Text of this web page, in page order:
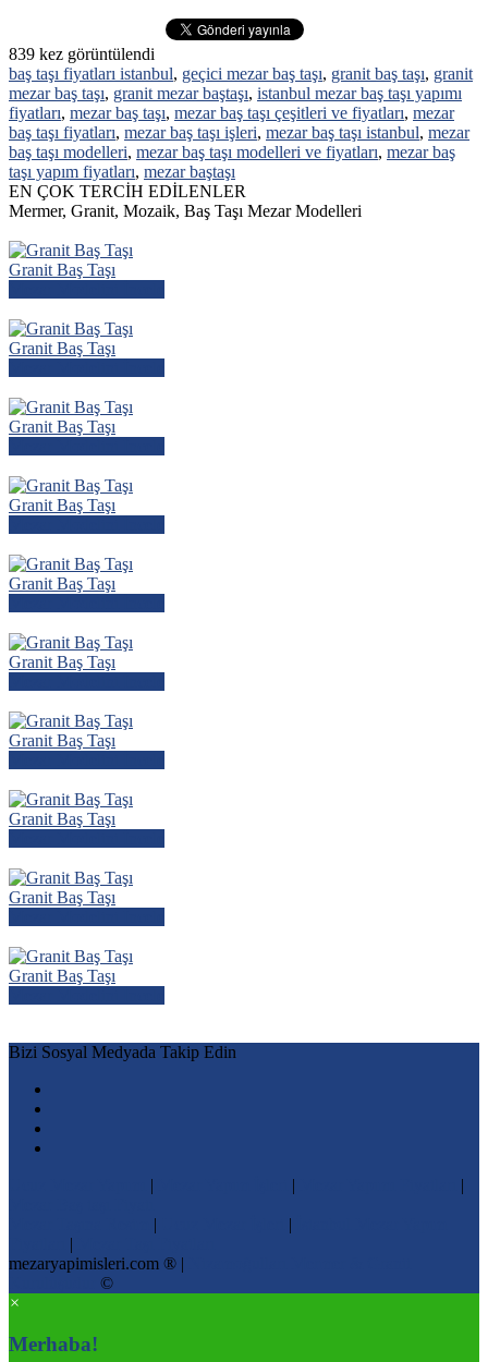
839 kez görüntülendi
baş taşı fiyatları istanbul, geçici mezar baş taşı, granit baş taşı, granit
mezar baş taşı, granit mezar baştaşı, istanbul mezar baş taşı yapımı
fiyatları, mezar baş taşı, mezar baş taşı çeşitleri ve fiyatları, mezar
baş taşı fiyatları, mezar baş taşı işleri, mezar baş taşı istanbul, mezar
baş taşı modelleri, mezar baş taşı modelleri ve fiyatları, mezar baş
taşı yapım fiyatları, mezar baştaşı
EN ÇOK TERCİH EDİLENLER
Mermer, Granit, Mozaik, Baş Taşı Mezar Modelleri
Granit Baş Taşı
Granit Baş Taşı
Granit Baş Taşı
Granit Baş Taşı
Granit Baş Taşı
Granit Baş Taşı
Granit Baş Taşı
Granit Baş Taşı
Granit Baş Taşı
Granit Baş Taşı
Bizi Sosyal Medyada Takip Edin
| |
|
| |
|
mezaryapimisleri.com ® |
©
×
Merhaba!